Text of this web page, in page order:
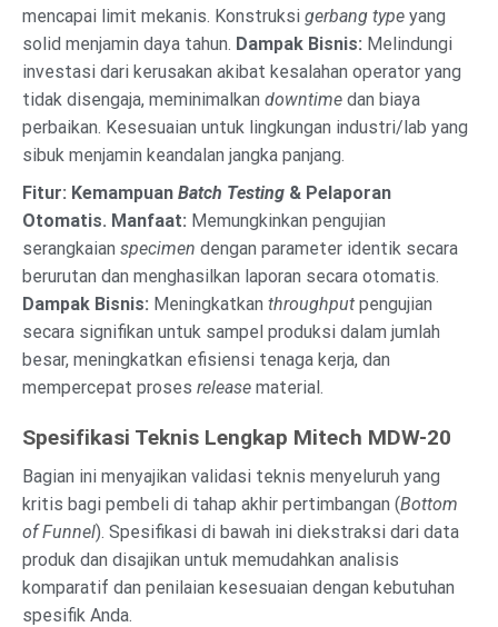
mencapai limit mekanis. Konstruksi gerbang type yang
solid menjamin daya tahun. Dampak Bisnis: Melindungi
investasi dari kerusakan akibat kesalahan operator yang
tidak disengaja, meminimalkan downtime dan biaya
perbaikan. Kesesuaian untuk lingkungan industri/lab yang
sibuk menjamin keandalan jangka panjang.
Fitur: Kemampuan Batch Testing & Pelaporan
Otomatis. Manfaat: Memungkinkan pengujian
serangkaian specimen dengan parameter identik secara
berurutan dan menghasilkan laporan secara otomatis.
Dampak Bisnis: Meningkatkan throughput pengujian
secara signifikan untuk sampel produksi dalam jumlah
besar, meningkatkan efisiensi tenaga kerja, dan
mempercepat proses release material.
Spesifikasi Teknis Lengkap Mitech MDW-20
Bagian ini menyajikan validasi teknis menyeluruh yang
kritis bagi pembeli di tahap akhir pertimbangan (Bottom
of Funnel). Spesifikasi di bawah ini diekstraksi dari data
produk dan disajikan untuk memudahkan analisis
komparatif dan penilaian kesesuaian dengan kebutuhan
spesifik Anda.